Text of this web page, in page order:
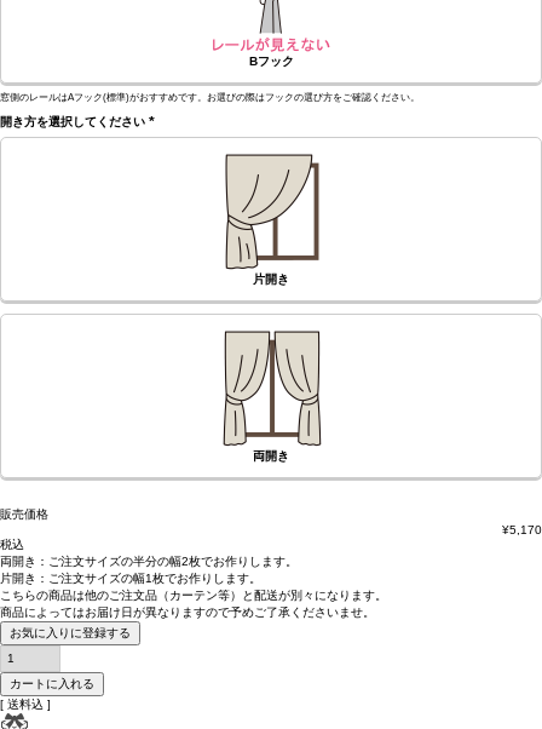
Bフック
窓側のレールはAフック(標準)がおすすめです。お選びの際はフックの選び方をご確認ください。
開き方を選択してください
(必
片開き
両開き
販売価格
¥5,170
税込
両開き： ご注文サイズの半分の幅2枚でお作りします。
片開き： ご注文サイズの幅1枚でお作りします。
こちらの商品は他のご注文品（カーテン等）と配送が別々 になります。
商品によってはお届け日が異なりますので予めご了承くださいませ。
お気に入りに登録する
カートに入れる
送料込